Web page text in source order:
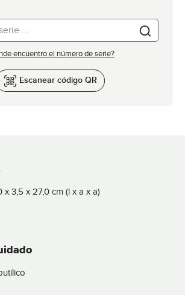
encuentro el número de serie?
Escanear código QR
x 3,5 x 27,0 cm (l x a x a)